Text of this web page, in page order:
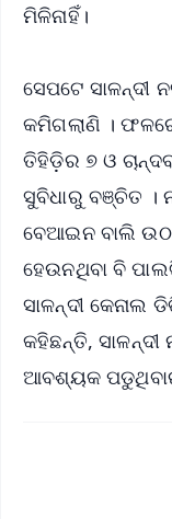
ମିଳିନାହିଁ।
ସେପଟେ ସାଳନ୍ଦୀ
କମିଗଲାଣି ।
ତିହିଡ଼ିର ୭ ଓ
ସୁବିଧାରୁ ବଞ୍ଚିତ ।
ବେଆଇନ ବାଲି
ହେଉନଥିବା ବି
ସାଳନ୍ଦୀ କେନାଲ
କହିଛନ୍ତି, ସାଳନ୍ଦୀ
ଆବଶ୍ୟକ